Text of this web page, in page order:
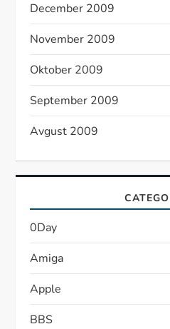
December 2009
November 2009
Oktober 2009
September 2009
Avgust 2009
0Day
Amiga
Apple
BBS